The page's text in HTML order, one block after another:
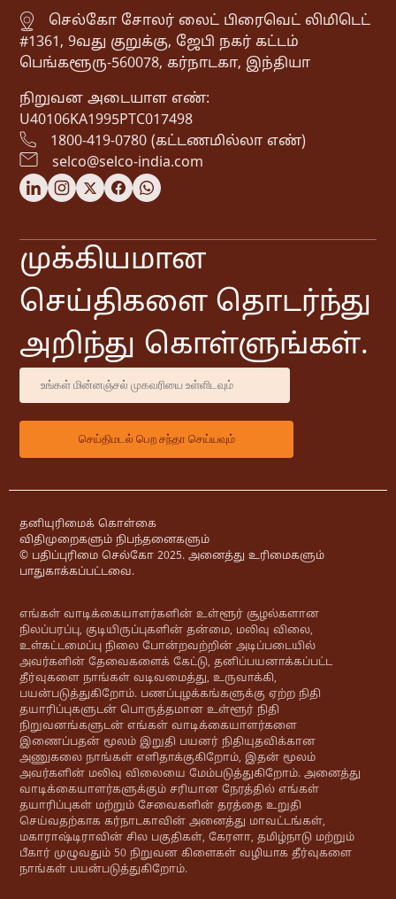
செல்கோ சோலர் லைட் பிரைவெட் லிமிடெட்
#1361, 9வது குறுக்கு, ஜேபி நகர் கட்டம்
பெங்களூரு-560078, கர்நாடகா, இந்தியா
நிறுவன அடையாள எண்:
U40106KA1995PTC017498
1800-419-0780 (கட்டணமில்லா எண்)
selco@selco-india.com
முக்கியமான
செய்திகளை தொடர்ந்து
அறிந்து கொள்ளுங்கள்.
தனியுரிமைக் கொள்கை
விதிமுறைகளும் நிபந்தனைகளும்
© பதிப்புரிமை செல்கோ 2025. அனைத்து உரிமைகளும்
பாதுகாக்கப்பட்டவை.
எங்கள் வாடிக்கையாளர்களின் உள்ளூர் சூழல்களான
நிலப்பரப்பு, குடியிருப்புகளின் தன்மை, மலிவு விலை,
உள்கட்டமைப்பு நிலை போன்றவற்றின் அடிப்படையில்
அவர்களின் தேவைகளைக் கேட்டு, தனிப்பயனாக்கப்பட்ட
தீர்வுகளை நாங்கள் வடிவமைத்து, உருவாக்கி,
பயன்படுத்துகிறோம். பணப்புழக்கங்களுக்கு ஏற்ற நிதி
தயாரிப்புகளுடன் பொருத்தமான உள்ளூர் நிதி
நிறுவனங்களுடன் எங்கள் வாடிக்கையாளர்களை
இணைப்பதன் மூலம் இறுதி பயனர் நிதியுதவிக்கான
அணுகலை நாங்கள் எளிதாக்குகிறோம், இதன் மூலம்
அவர்களின் மலிவு விலையை மேம்படுத்துகிறோம். அனைத்து
வாடிக்கையாளர்களுக்கும் சரியான நேரத்தில் எங்கள்
தயாரிப்புகள் மற்றும் சேவைகளின் தரத்தை உறுதி
செய்வதற்காக கர்நாடகாவின் அனைத்து மாவட்டங்கள்,
மகாராஷ்டிராவின் சில பகுதிகள், கேரளா, தமிழ்நாடு மற்றும்
பீகார் முழுவதும் 50 நிறுவன கிளைகள் வழியாக தீர்வுகளை
நாங்கள் பயன்படுத்துகிறோம்.